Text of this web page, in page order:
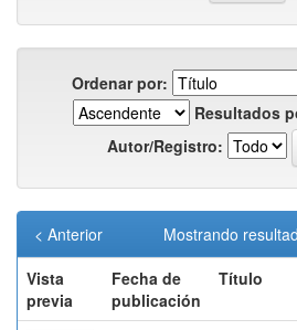
Ordenar por:
Resultados
Autor/Registro:
Mostrando
< Anterior
Vista
previa
Fecha de
publicación
Título